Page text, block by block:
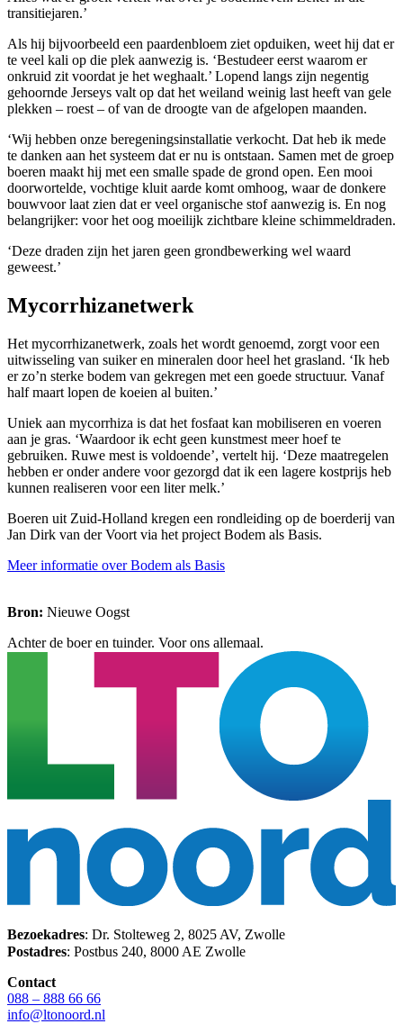
transitiejaren.’
Als hij bijvoorbeeld een paardenbloem ziet opduiken, weet hij dat er
te veel kali op die plek aanwezig is. ‘Bestudeer eerst waarom er
onkruid zit voordat je het weghaalt.’ Lopend langs zijn negentig
gehoornde Jerseys valt op dat het weiland weinig last heeft van gele
plekken – roest – of van de droogte van de afgelopen maanden.
‘Wij hebben onze beregeningsinstallatie verkocht. Dat heb ik mede
te danken aan het systeem dat er nu is ontstaan. Samen met de groep
boeren maakt hij met een smalle spade de grond open. Een mooi
doorwortelde, vochtige kluit aarde komt omhoog, waar de donkere
bouwvoor laat zien dat er veel organische stof aanwezig is. En nog
belangrijker: voor het oog moeilijk zichtbare kleine schimmeldraden.
‘Deze draden zijn het jaren geen grondbewerking wel waard
geweest.’
Mycorrhizanetwerk
Het mycorrhizanetwerk, zoals het wordt genoemd, zorgt voor een
uitwisseling van suiker en mineralen door heel het grasland. ‘Ik heb
er zo’n sterke bodem van gekregen met een goede structuur. Vanaf
half maart lopen de koeien al buiten.’
Uniek aan mycorrhiza is dat het fosfaat kan mobiliseren en voeren
aan je gras. ‘Waardoor ik echt geen kunstmest meer hoef te
gebruiken. Ruwe mest is voldoende’, vertelt hij. ‘Deze maatregelen
hebben er onder andere voor gezorgd dat ik een lagere kostprijs heb
kunnen realiseren voor een liter melk.’
Boeren uit Zuid-Holland kregen een rondleiding op de boerderij van
Jan Dirk van der Voort via het project Bodem als Basis.
Meer informatie over Bodem als Basis
Bron: Nieuwe Oogst
Achter de boer en tuinder. Voor ons allemaal.
Bezoekadres: Dr. Stolteweg 2, 8025 AV, Zwolle
Postadres: Postbus 240, 8000 AE Zwolle
Contact
088 – 888 66 66
info@ltonoord.nl